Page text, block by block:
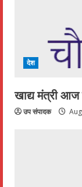
देश
खाद्य मंत्री
उप संपादक